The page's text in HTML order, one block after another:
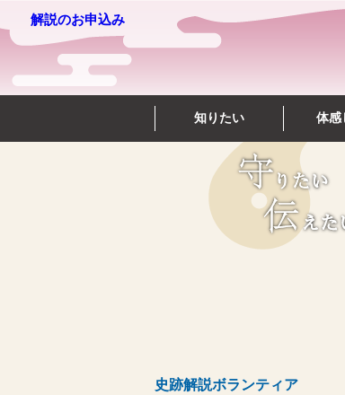
解説のお申込み
知りたい 体感
史跡解説ボランティア